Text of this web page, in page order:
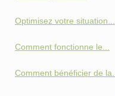
Optimisez votre situation...
Comment fonctionne le...
Comment bénéficier de la...